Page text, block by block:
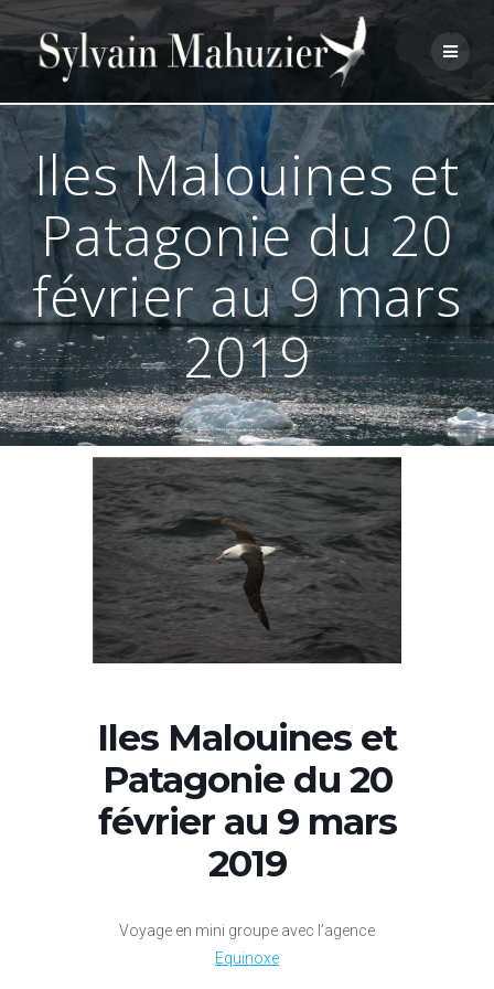
Skip
content
Iles Malouines et
Patagonie du 20
février au 9 mars
2019
Iles Malouines et
Patagonie du 20
février au 9 mars
2019
Voyage en mini groupe avec l’agence
Equinoxe